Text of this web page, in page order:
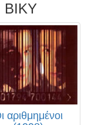
αριθμημένοι